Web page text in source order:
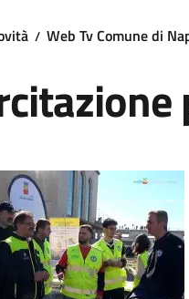
Web Tv Comune di